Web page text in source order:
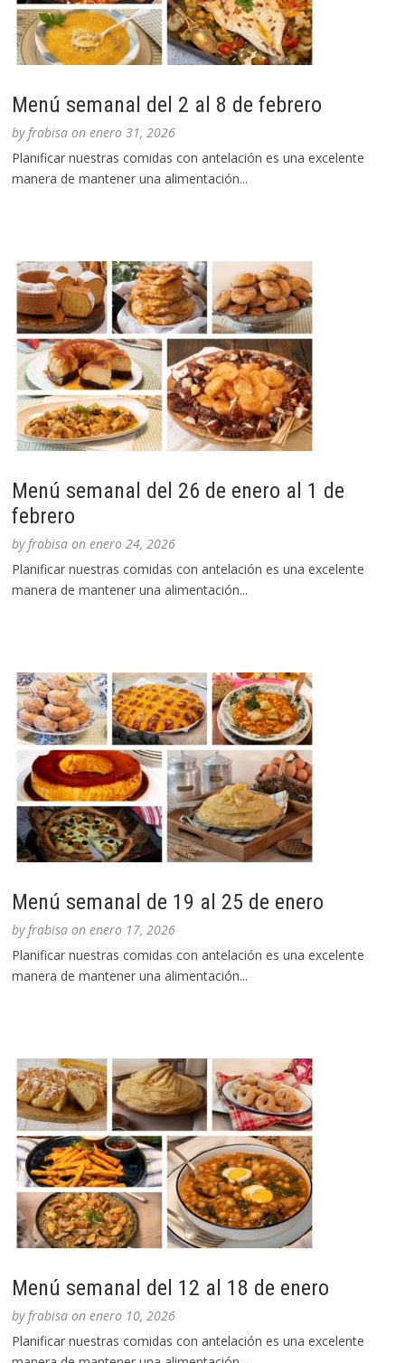
Menú semanal del 2 al 8 de febrero
byfrabisa onenero 31, 2026
Planificar nuestras comidas con antelación es una excelente
manera de mantener una alimentación...
Menú semanal del 26 de enero al 1 de
febrero
byfrabisa onenero 24, 2026
Planificar nuestras comidas con antelación es una excelente
manera de mantener una alimentación...
Menú semanal de 19 al 25 de enero
byfrabisa onenero 17, 2026
Planificar nuestras comidas con antelación es una excelente
manera de mantener una alimentación...
Menú semanal del 12 al 18 de enero
byfrabisa onenero 10, 2026
Planificar nuestras comidas con antelación es una excelente